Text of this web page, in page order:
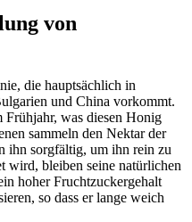
von
die hauptsächlich in
und China vorkommt.
was diesen Honig
sammeln den Nektar der
ihn sorgfältig, um ihn rein zu
wird, bleiben seine natürlichen
hoher Fruchtzuckergehalt
so dass er lange weich